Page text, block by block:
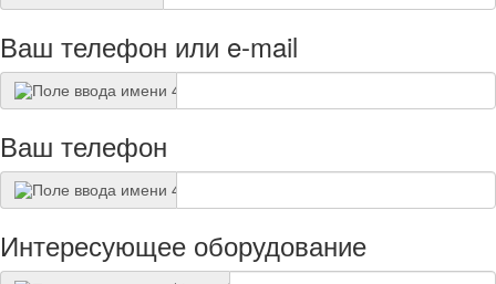
Ваш телефон или e-mail
Ваш телефон
Интересующее оборудование